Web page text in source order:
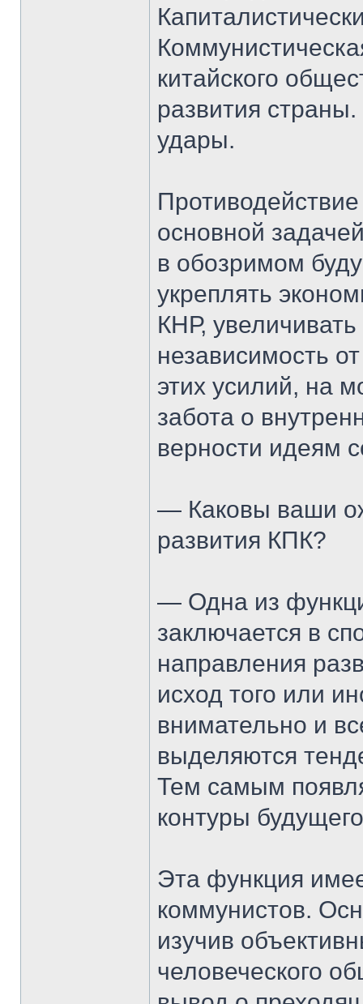
китайского
развития
удары.
основной
в обозримом
укреплять
КНР,
независимость
этих усилий, на
забота о
верности идеям
— Каковы ваши
развития КПК?
— Одна из
заключается в
направления
исход того или
внимательно и
выделяются
Тем самым
контуры
Эта функция
коммунистов.
изучив
человеческого